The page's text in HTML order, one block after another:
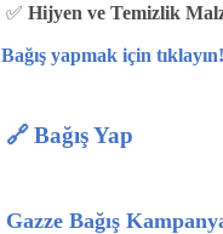
✅ Hijyen ve Temizlik
Bağış yapmak için tıklayın!
🔗 Bağış Yap
Gazze Bağış